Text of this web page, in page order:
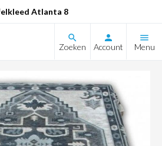
Atlanta 8
Zoeken Account Menu